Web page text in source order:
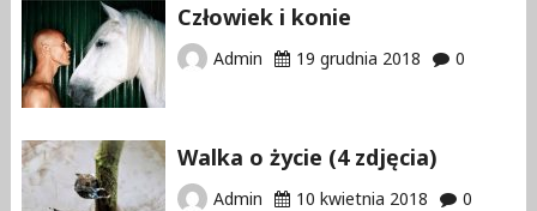
Człowiek i konie
Admin 19 grudnia 2018 0
Walka o życie (4 zdjęcia)
Admin 10 kwietnia 2018 0